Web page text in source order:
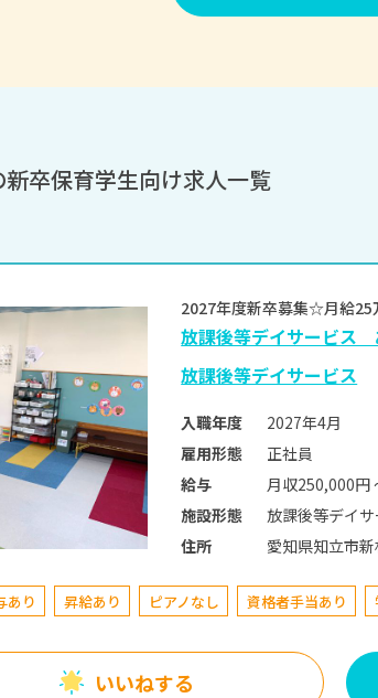
卒保育学生向け求人一覧
2027年度新卒募集☆月給
放課後等デイサービ
放課後等デイサービス
入職年度
2027年4月
雇用形態
正社員
給与
月収250,000円
施設形態
放課後等デイ
住所
あり 昇給あり ピアノなし 資格者手当あり
いいねする